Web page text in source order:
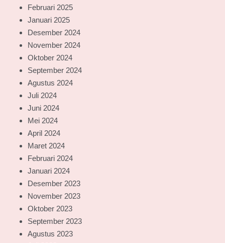
Februari 2025
Januari 2025
Desember 2024
November 2024
Oktober 2024
September 2024
Agustus 2024
Juli 2024
Juni 2024
Mei 2024
April 2024
Maret 2024
Februari 2024
Januari 2024
Desember 2023
November 2023
Oktober 2023
September 2023
Agustus 2023